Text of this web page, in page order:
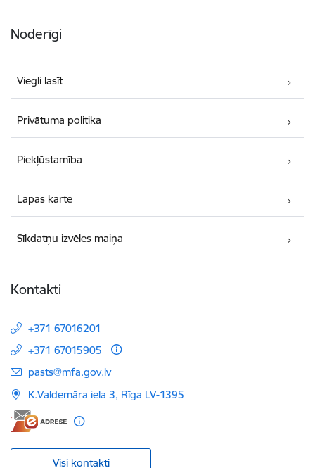
Noderīgi
Viegli lasīt
Privātuma politika
Piekļūstamība
Lapas karte
Sīkdatņu izvēles maiņa
Kontakti
+371 67016201
+371 67015905
E-pasts:
pasts@mfa.gov.lv
K.Valdemāra iela 3, Rīga LV-1395
Visi kontakti